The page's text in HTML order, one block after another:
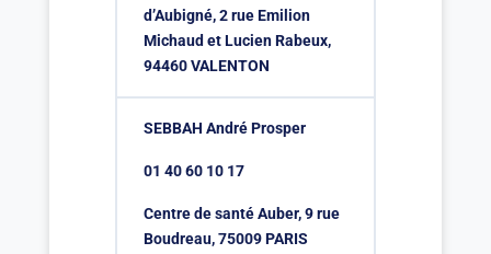
d’Aubigné, 2 rue Emilion
Michaud et Lucien Rabeux,
94460 VALENTON
SEBBAH André Prosper
01 40 60 10 17
Centre de santé Auber, 9 rue
Boudreau, 75009 PARIS